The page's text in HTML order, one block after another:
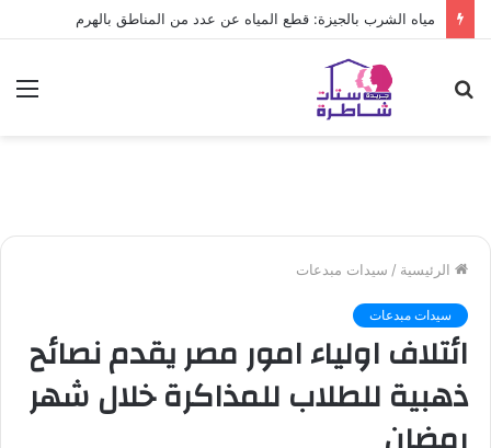
مياه الشرب بالجيزة: قطع المياه عن عدد من المناطق بالهرم
الرئيسية / سيدات مبدعات
سيدات مبدعات
ائتلاف اولياء امور مصر يقدم نصائح
ذهبية للطلاب للمذاكرة خلال شهر